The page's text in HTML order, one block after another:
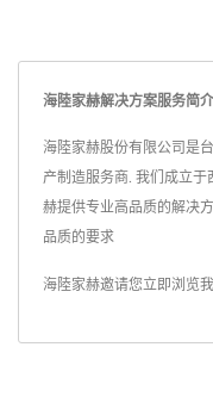
海陸家赫解决方案服务简介
海陸家赫股份有限公司是
产制造服务商. 我们成立
赫提供专业高品质的解决
品质的要求
海陸家赫邀请您立即浏览